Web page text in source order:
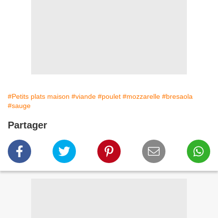
#Petits plats maison #viande #poulet #mozzarelle #bresaola
#sauge
Partager